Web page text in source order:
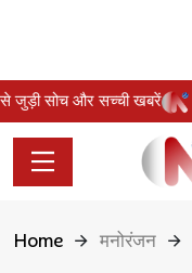
से जुड़ी सोच और सच्ची खबरें
Home मनोरंजन